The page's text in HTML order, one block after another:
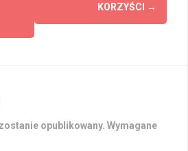
KORZYŚCI
→
opublikowany. Wymagane